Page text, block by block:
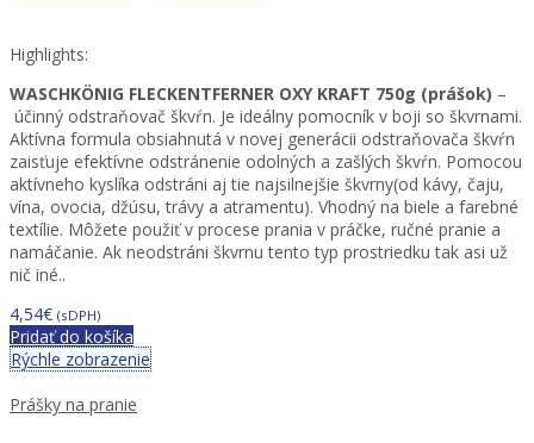
Highlights:
WASCHKÖNIG FLECKENTFERNER OXY KRAFT 750g (prášok) –
účinný odstraňovač škvŕn. Je ideálny pomocník v boji so škvrnami.
Aktívna formula obsiahnutá v novej generácii odstraňovača škvŕn
zaisťuje efektívne odstránenie odolných a zašlých škvŕn. Pomocou
aktívneho kyslíka odstráni aj tie najsilnejšie škvrny(od kávy, čaju,
vína, ovocia, džúsu, trávy a atramentu). Vhodný na biele a farebné
textílie. Môžete použiť v procese prania v práčke, ručné pranie a
namáčanie. Ak neodstráni škvrnu tento typ prostriedku tak asi už
nič iné..
4,54€ (sDPH)
Pridať do košíka
Rýchle zobrazenie
Prášky na pranie